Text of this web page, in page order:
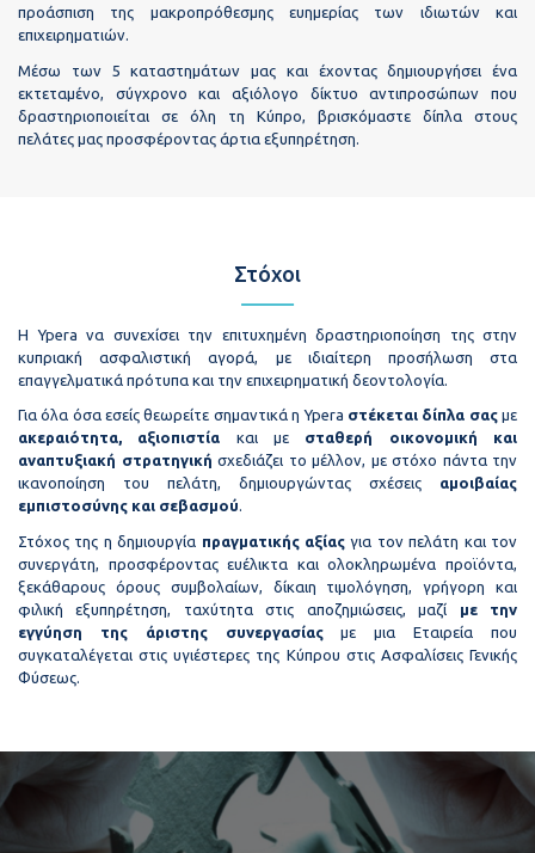
προάσπιση της μακροπρόθεσμης ευημερίας των ιδιωτών και
επιχειρηματιών.
Μέσω των 5 καταστημάτων μας και έχοντας δημιουργήσει ένα
εκτεταμένο, σύγχρονο και αξιόλογο δίκτυο αντιπροσώπων που
δραστηριοποιείται σε όλη τη Κύπρο, βρισκόμαστε δίπλα στους
πελάτες μας προσφέροντας άρτια εξυπηρέτηση.
Στόχοι
Η Ypera να συνεχίσει την επιτυχημένη δραστηριοποίηση της στην
κυπριακή ασφαλιστική αγορά, με ιδιαίτερη προσήλωση στα
επαγγελματικά πρότυπα και την επιχειρηματική δεοντολογία.
Για όλα όσα εσείς θεωρείτε σημαντικά η Ypera στέκεται δίπλα σαςμε
ακεραιότητα, αξιοπιστία και με σταθερή οικονομική και
αναπτυξιακή στρατηγική σχεδιάζει το μέλλον, με στόχο πάντα την
ικανοποίηση του πελάτη, δημιουργώντας σχέσεις αμοιβαίας
εμπιστοσύνης και σεβασμού.
Στόχος της η δημιουργία πραγματικής αξίας για τον πελάτη και τον
συνεργάτη, προσφέροντας ευέλικτα και ολοκληρωμένα προϊόντα,
ξεκάθαρους όρους συμβολαίων, δίκαιη τιμολόγηση, γρήγορη και
φιλική εξυπηρέτηση, ταχύτητα στις αποζημιώσεις, μαζί
με την
εγγύηση της άριστης συνεργασίαςμε μια Εταιρεία που
συγκαταλέγεται στις υγιέστερες της Κύπρου στις Ασφαλίσεις Γενικής
Φύσεως.